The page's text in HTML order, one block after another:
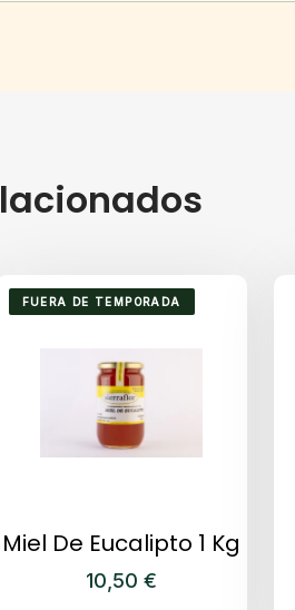
FUERA DE TEMPORADA
Miel De Eucalipto 1 Kg
10,50 €